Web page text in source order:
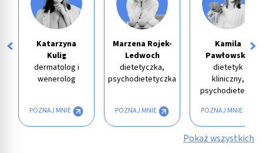
Katarzyna
Kulig
dermatolog i
wenerolog
POZNAJ MNIE
Marzena Rojek-
Ledwoch
dietetyczka,
psychodietetyczka
POZNAJ MNIE
Kamila
Pawłowska
dietetyk
kliniczny,
psychodietetyk
POZNAJ MNIE
Pokaż wszystkich